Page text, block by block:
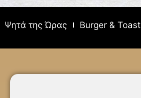
Ψητά της Ώρας Burger & Toast